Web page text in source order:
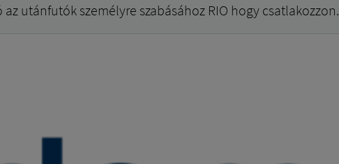
utánfutók személyre szabásához RIO hogy csatlakozzon.